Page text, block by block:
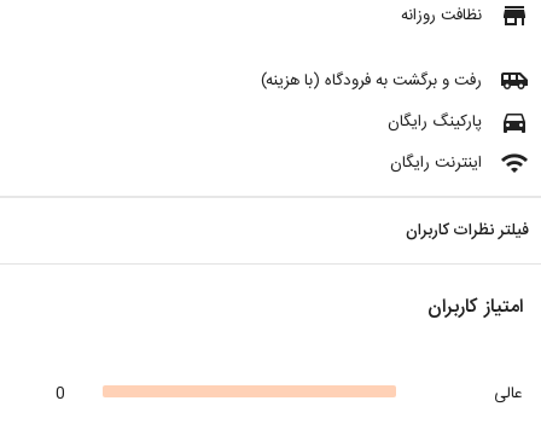
store نظافت روزانه
airport_shuttle رفت و برگشت به فرودگاه (با هزینه)
directions_car پارکینگ رایگان
wifi اینترنت رایگان
فیلتر نظرات کاربران
امتیاز کاربران
0
عالی